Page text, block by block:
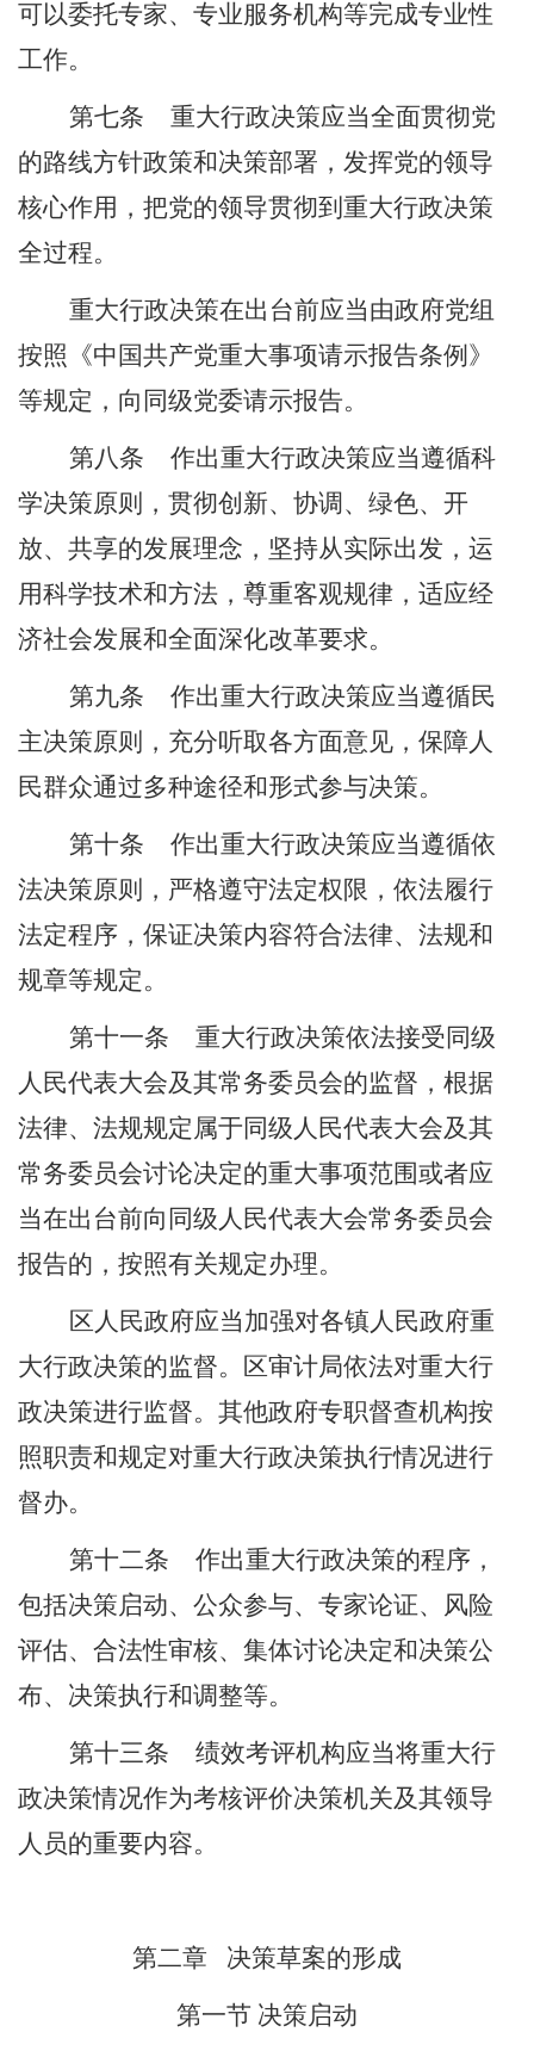
可以委托专家、专业服务机构等完成专业性
工作。
第七条
重大行政决策应当全面贯彻党
的路线方针政策和决策部署，发挥党的领导
核心作用，把党的领导贯彻到重大行政决策
全过程。
重大行政决策在出台前应当由政府党组
按照《中国共产党重大事项请示报告条例》
等规定，向同级党委请示报告。
第八条
作出重大行政决策应当遵循科
学决策原则，贯彻创新、协调、绿色、开
放、共享的发展理念，坚持从实际出发，运
用科学技术和方法，尊重客观规律，适应经
济社会发展和全面深化改革要求。
第九条
作出重大行政决策应当遵循民
主决策原则，充分听取各方面意见，保障人
民群众通过多种途径和形式参与决策。
第十条
作出重大行政决策应当遵循依
法决策原则，严格遵守法定权限，依法履行
法定程序，保证决策内容符合法律、法规和
规章等规定。
第十一条
重大行政决策依法接受同级
人民代表大会及其常务委员会的监督，根据
法律、法规规定属于同级人民代表大会及其
常务委员会讨论决定的重大事项范围或者应
当在出台前向同级人民代表大会常务委员会
报告的，按照有关规定办理。
区人民政府应当加强对各镇人民政府重
大行政决策的监督。
区审计局依法对重大行
政决策进行监督。 其他政府专职督查机构按
照职责和规定对重大行政决策执行情况进行
督办。
第十二条
作出重大行政决策的程序，
包括决策启动、公众参与、专家论证、风险
评估、 合法性审核、集体讨论决定和决策公
布、决策执行和调整等。
第十三条
绩效考评机构应当将重大行
政决策情况作为考核评价决策机关及其领导
人员的重要内容。
第二章
决策草案的形成
第一节 决策启动